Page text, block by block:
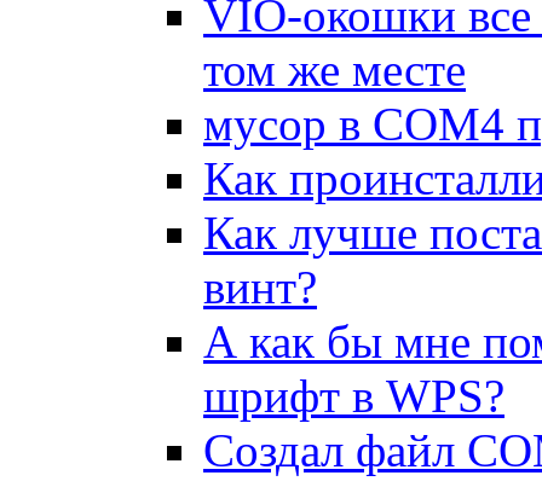
VIO-окошки все
том же месте
мусор в COM4
Как
Как лучше
винт?
А как бы мне
шрифт в WPS?
Создал файл